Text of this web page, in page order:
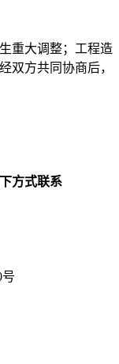
重大调整；工程造
双方共同协商后，
方式联系
30号